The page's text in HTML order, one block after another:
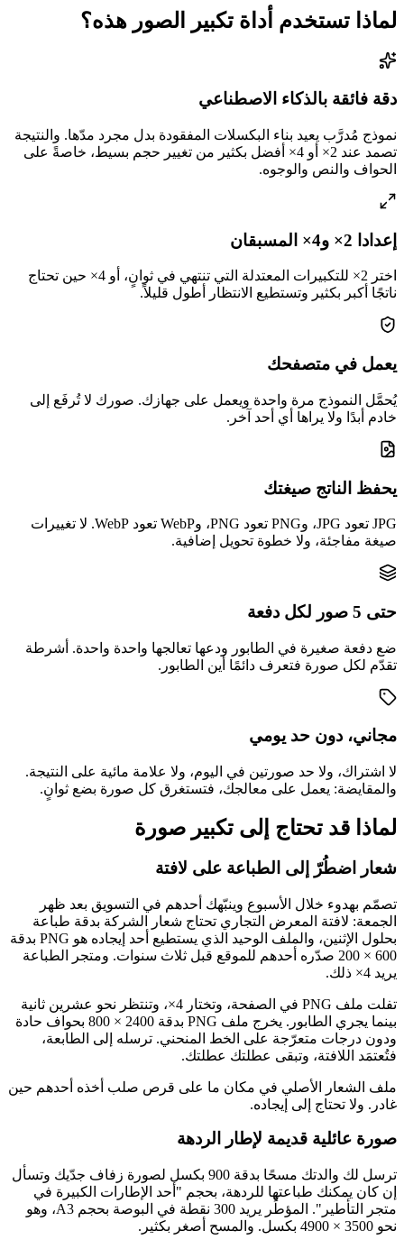
لماذا تستخدم أداة تكبير الصور هذه؟
دقة فائقة بالذكاء الاصطناعي
نموذج مُدرَّب يعيد بناء البكسلات المفقودة بدل مجرد مدّها. والنتيجة
تصمد عند 2× أو 4× أفضل بكثير من تغيير حجم بسيط، خاصةً على
الحواف والنص والوجوه.
إعدادا 2× و4× المسبقان
اختر 2× للتكبيرات المعتدلة التي تنتهي في ثوانٍ، أو 4× حين تحتاج
ناتجًا أكبر بكثير وتستطيع الانتظار أطول قليلاً.
يعمل في متصفحك
يُحمَّل النموذج مرة واحدة ويعمل على جهازك. صورك لا تُرفَع إلى
خادم أبدًا ولا يراها أي أحد آخر.
يحفظ الناتج صيغتك
JPG تعود JPG، وPNG تعود PNG، وWebP تعود WebP. لا تغييرات
صيغة مفاجئة، ولا خطوة تحويل إضافية.
حتى 5 صور لكل دفعة
ضع دفعة صغيرة في الطابور ودعها تعالجها واحدة واحدة. أشرطة
تقدّم لكل صورة فتعرف دائمًا أين الطابور.
مجاني، دون حد يومي
لا اشتراك، ولا حد صورتين في اليوم، ولا علامة مائية على النتيجة.
والمقايضة: يعمل على معالجك، فتستغرق كل صورة بضع ثوانٍ.
لماذا قد تحتاج إلى تكبير صورة
شعار اضطُرّ إلى الطباعة على لافتة
تصمّم بهدوء خلال الأسبوع وينبّهك أحدهم في التسويق بعد ظهر
الجمعة: لافتة المعرض التجاري تحتاج شعار الشركة بدقة طباعة
بحلول الإثنين، والملف الوحيد الذي يستطيع أحد إيجاده هو PNG بدقة
600 × 200 صدّره أحدهم للموقع قبل ثلاث سنوات. ومتجر الطباعة
يريد 4× ذلك.
تفلت ملف PNG في الصفحة، وتختار 4×، وتنتظر نحو عشرين ثانية
بينما يجري الطابور. يخرج ملف PNG بدقة 2400 × 800 بحواف حادة
ودون درجات متعرّجة على الخط المنحني. ترسله إلى الطابعة،
فتُعتمَد اللافتة، وتبقى عطلتك عطلتك.
ملف الشعار الأصلي في مكان ما على قرص صلب أخذه أحدهم حين
غادر. ولا تحتاج إلى إيجاده.
صورة عائلية قديمة لإطار الردهة
ترسل لك والدتك مسحًا بدقة 900 بكسل لصورة زفاف جدّيك وتسأل
إن كان يمكنك طباعتها للردهة، بحجم "أحد الإطارات الكبيرة في
متجر التأطير". المؤطِّر يريد 300 نقطة في البوصة بحجم A3، وهو
نحو 3500 × 4900 بكسل. والمسح أصغر بكثير.